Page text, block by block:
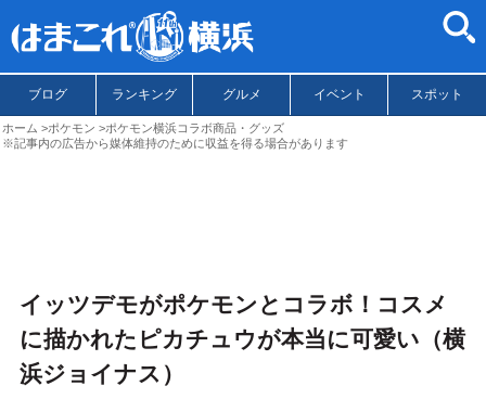
ブログ ランキング グルメ イベント スポット
ホーム ポケモン
ポケモン横浜コラボ商品・グッズ
※記事内の広告から媒体維持のために収益を得る場合があります
イッツデモがポケモンとコラボ！コスメ
に描かれたピカチュウが本当に可愛い（横
浜ジョイナス）